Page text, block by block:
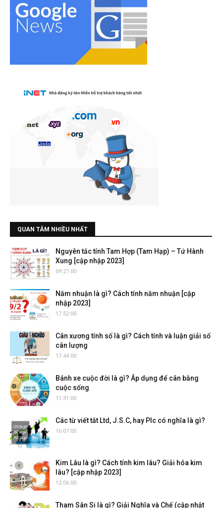
QUAN TÂM NHIỀU NHẤT
Nguyên tắc tính Tam Hợp (Tam Hạp) – Tứ Hành
Xung [cập nhập 2023]
09:27:00
Năm nhuận là gì? Cách tính năm nhuận [cập
nhập 2023]
17:52:00
Cân xương tính số là gì? Cách tính và luận giải số
cân lượng
17:44:00
Bánh xe cuộc đời là gì? Áp dụng để cân bằng
cuộc sống
11:31:00
Các từ viết tắt Ltd, J.S.C, hay Plc có nghĩa là gì?
16:07:00
Kim Lâu là gì? Cách tính kim lâu? Giải hóa kim
lâu? [cập nhập 2023]
12:06:00
Tham Sân Si là gì? Giải Nghĩa và Chế (cập nhật